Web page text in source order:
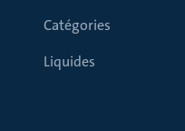
Catégories
Liquides